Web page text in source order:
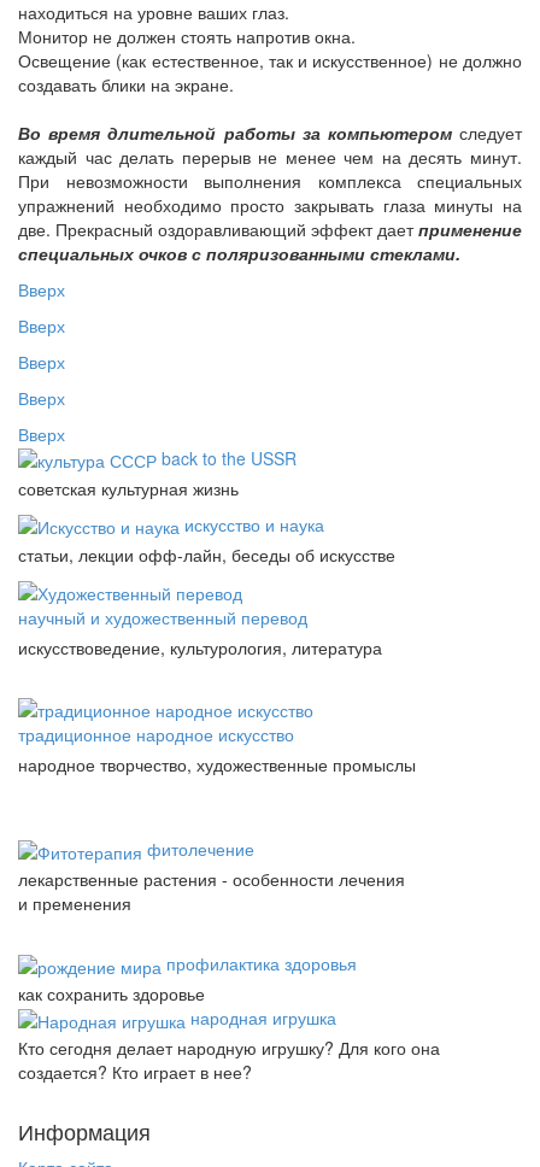
находиться на уровне ваших глаз.
Монитор не должен стоять напротив окна.
Освещение (как естественное, так и искусственное) не должно
создавать блики на экране.
Во время длительной работы за компьютеромследует
каждый час делать перерыв не менее чем на десять минут.
При невозможности выполнения комплекса специальных
упражнений необходимо просто закрывать глаза минуты на
две. Прекрасный оздоравливающий эффект даетприменение
специальных очков с поляризованными стеклами.
Вверх
Вверх
Вверх
Вверх
Вверх
back to the USSR
советская культурная жизнь
искусство и наука
статьи, лекции офф-лайн, беседы об искусстве
научный и художественный перевод
искусствоведение, культурология, литература
традиционное народное искусство
народное творчество, художественные промыслы
фитолечение
лекарственные растения - особенности лечения
и пременения
профилактика здоровья
как сохранить здоровье
народная игрушка
Кто сегодня делает народную игрушку? Для кого она
создается? Кто играет в нее?
Информация